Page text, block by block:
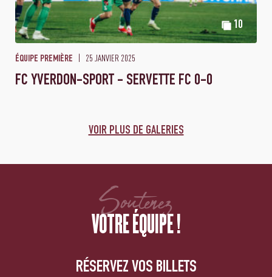
10
ÉQUIPE PREMIÈRE 25 JANVIER 2025
FC YVERDON-SPORT - SERVETTE FC 0-0
VOIR PLUS DE GALERIES
Soutenez
VOTRE ÉQUIPE !
RÉSERVEZ VOS BILLETS